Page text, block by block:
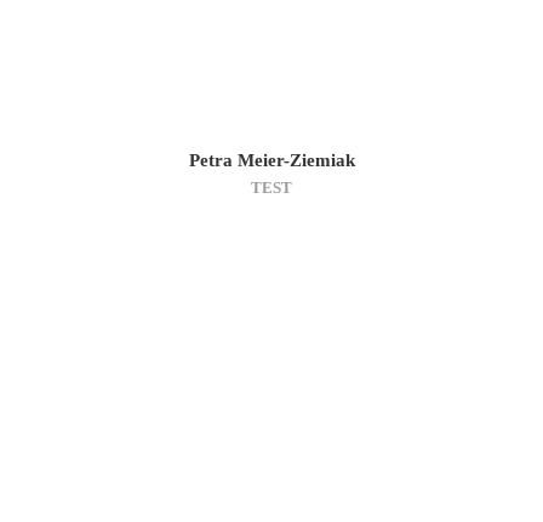
Petra Meier-Ziemiak
TEST